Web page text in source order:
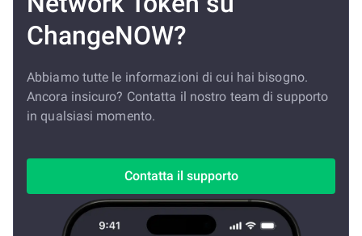
ChangeNOW?
Abbiamo tutte le informazioni di cui hai bisogno.
Ancora insicuro? Contatta il nostro team di supporto
in qualsiasi momento.
Contatta il supporto